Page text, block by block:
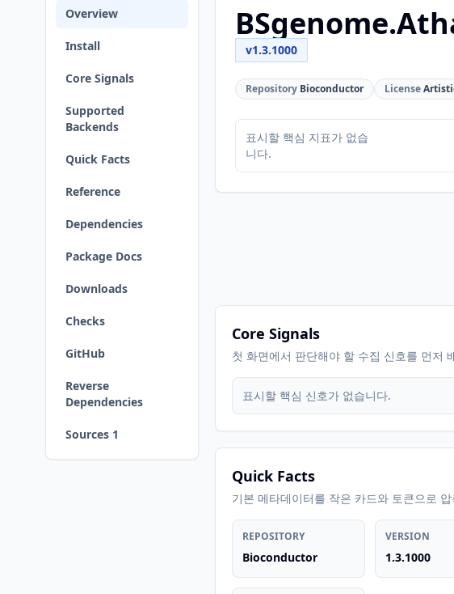
Overview
Install
Core Signals
Supported
Backends
Quick Facts
Reference
Dependencies
Package Docs
Downloads
Checks
GitHub
Reverse
Dependencies
Sources 1
v1.3.1000
Repository Bioconductor License
표시할 핵심 지표가 없습
니다.
Core Signals
첫 화면에서 판단해야 할 수집 신호를 먼저
표시할 핵심 신호가 없습니다.
Quick Facts
기본 메타데이터를 작은 카드와 토큰으로
REPOSITORY
Bioconductor
VERSION
1.3.1000